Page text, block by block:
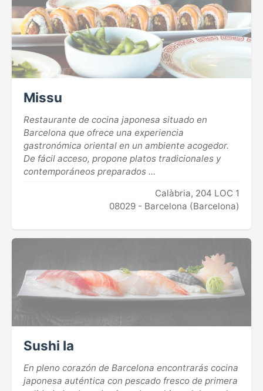
Missu
Restaurante de cocina japonesa situado en
Barcelona que ofrece una experiencia
gastronómica oriental en un ambiente acogedor.
De fácil acceso, propone platos tradicionales y
contemporáneos preparados ...
Calàbria, 204 LOC 1
08029 - Barcelona (Barcelona)
Sushi Ia
En pleno corazón de Barcelona encontrarás cocina
japonesa auténtica con pescado fresco de primera